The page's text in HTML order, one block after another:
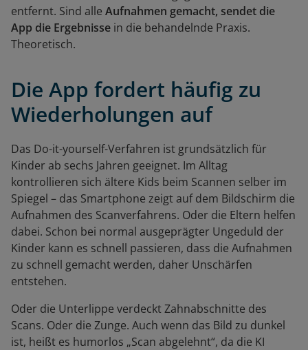
entfernt. Sind alle Aufnahmen gemacht, sendet die
App die Ergebnisse in die behandelnde Praxis.
Theoretisch.
Die App fordert häufig zu
Wiederholungen auf
Das Do-it-yourself-Verfahren ist grundsätzlich für
Kinder ab sechs Jahren geeignet. Im Alltag
kontrollieren sich ältere Kids beim Scannen selber im
Spiegel – das Smartphone zeigt auf dem Bildschirm die
Aufnahmen des Scanverfahrens. Oder die Eltern helfen
dabei. Schon bei normal ausgeprägter Ungeduld der
Kinder kann es schnell passieren, dass die Aufnahmen
zu schnell gemacht werden, daher Unschärfen
entstehen.
Oder die Unterlippe verdeckt Zahnabschnitte des
Scans. Oder die Zunge. Auch wenn das Bild zu dunkel
ist, heißt es humorlos „Scan abgelehnt“, da die KI